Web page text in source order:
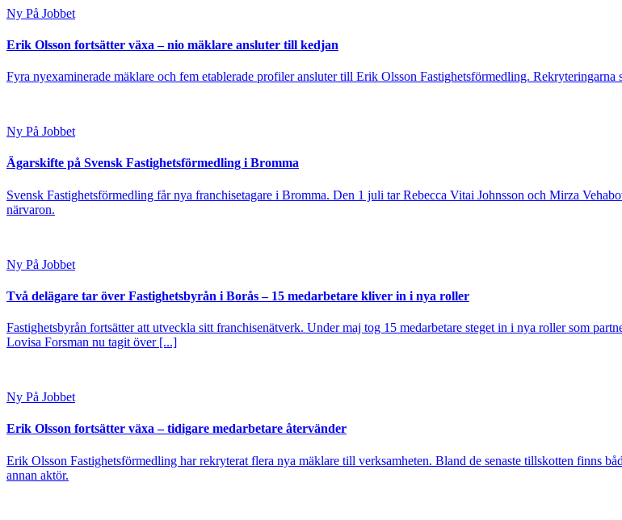
Ny På Jobbet
Erik Olsson fortsätter växa – nio mäklare ansluter till kedjan
Fyra nyexaminerade mäklare och fem etablerade profiler ansluter till Erik Olsson Fastighetsförmedling.
Ny På Jobbet
Ägarskifte på Svensk Fastighetsförmedling i Bromma
Svensk Fastighetsförmedling får nya franchisetagare i Bromma. Den 1 juli tar Rebecca Vitai Johnsson och Mirza
närvaron.
Ny På Jobbet
Två delägare tar över Fastighetsbyrån i Borås – 15 medarbetare kliver in i nya roller
Fastighetsbyrån fortsätter att utveckla sitt franchisenätverk. Under maj tog 15 medarbetare steget in i nya roller som
Lovisa Forsman nu tagit över [...]
Ny På Jobbet
Erik Olsson fortsätter växa – tidigare medarbetare återvänder
Erik Olsson Fastighetsförmedling har rekryterat flera nya mäklare till verksamheten. Bland de senaste tillskotten finns
annan aktör.